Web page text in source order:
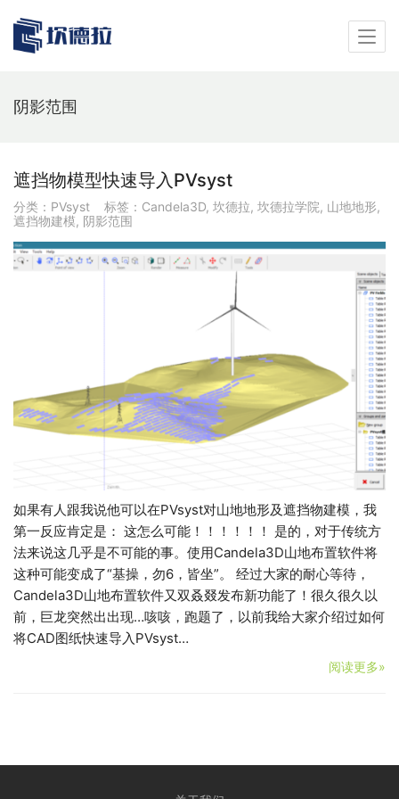
阴影范围
遮挡物模型快速导入PVsyst
分类： PVsyst 标签： Candela3D, 坎德拉, 坎德拉学院, 山地地形,
遮挡物建模, 阴影范围
如果有人跟我说他可以在PVsyst对山地地形及遮挡物建模，我
第一反应肯定是： 这怎么可能！！！！！！ 是的，对于传统方
法来说这几乎是不可能的事。使用Candela3D山地布置软件将
这种可能变成了“基操，勿6，皆坐”。 经过大家的耐心等待，
Candela3D山地布置软件又双叒叕发布新功能了！很久很久以
前，巨龙突然出出现…咳咳，跑题了，以前我给大家介绍过如何
将CAD图纸快速导入PVsyst…
阅读更多»